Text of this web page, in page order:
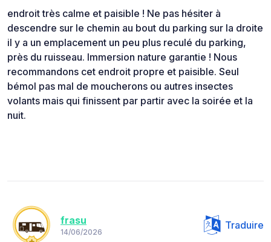
endroit très calme et paisible ! Ne pas hésiter à
descendre sur le chemin au bout du parking sur la droite
il y a un emplacement un peu plus reculé du parking,
près du ruisseau. Immersion nature garantie ! Nous
recommandons cet endroit propre et paisible. Seul
bémol pas mal de moucherons ou autres insectes
volants mais qui finissent par partir avec la soirée et la
nuit.
frasu
14/06/2026
Traduire